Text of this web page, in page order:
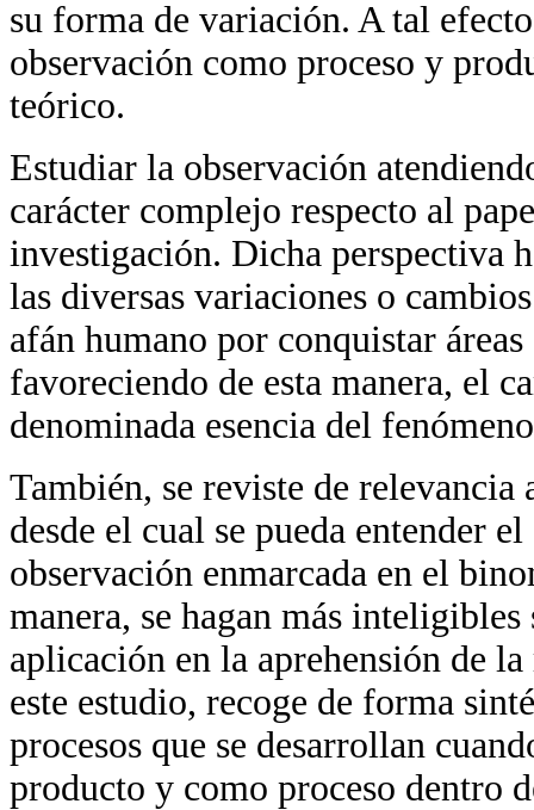
su forma de variación. A tal
observación como proceso y
teórico.
Estudiar la observación
carácter complejo respecto al
investigación. Dicha perspectiva
las diversas variaciones o
afán humano por conquistar
favoreciendo de esta manera, el
denominada esencia del
También, se reviste de
desde el cual se pueda entender
observación enmarcada en el
manera, se hagan más
aplicación en la aprehensión de
este estudio, recoge de forma
procesos que se desarrollan
producto y como proceso dentro